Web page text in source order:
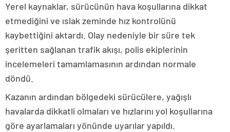
Yerel kaynaklar, sürücünün hava koşullarına dikkat
etmediğini ve ıslak zeminde hız kontrolünü
kaybettiğini aktardı. Olay nedeniyle bir süre tek
şeritten sağlanan trafik akışı, polis ekiplerinin
incelemeleri tamamlamasının ardından normale
döndü.
Kazanın ardından bölgedeki sürücülere, yağışlı
havalarda dikkatli olmaları ve hızlarını yol koşullarına
göre ayarlamaları yönünde uyarılar yapıldı.